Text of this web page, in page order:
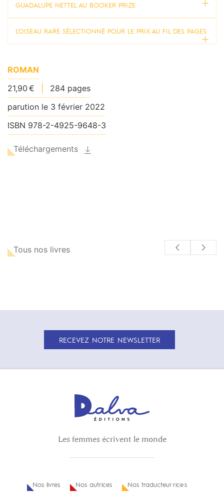
GUADALUPE NETTEL AU BOOKER PRIZE
L'OISEAU RARE SÉLECTIONNÉ POUR LE PRIX AU FIL DES PAGES
ROMAN
21,90 €
284 pages
parution le 3 février 2022
ISBN 978-2-4925-9648-3
Téléchargements
Tous nos livres
RECEVEZ NOTRE NEWSLETTER
Les femmes écrivent le monde
Nos livres Nos autrices Nos traducteur·rice·s